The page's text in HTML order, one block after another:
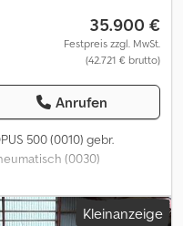
35.900 €
Festpreis zzgl. MwSt.
(42.721 € brutto)
Anrufen
500 (0010) gebr.
(0030)
Beleuchtung (0060)
Runner Walze (0080)
hydraulisch Dcedpfxozhc
Kleinanzeige